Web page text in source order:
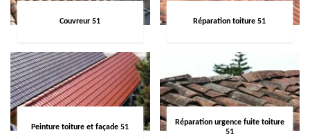
Couvreur 51 Réparation toiture 51
Peinture toiture et façade 51
Réparation urgence fuite toiture
51